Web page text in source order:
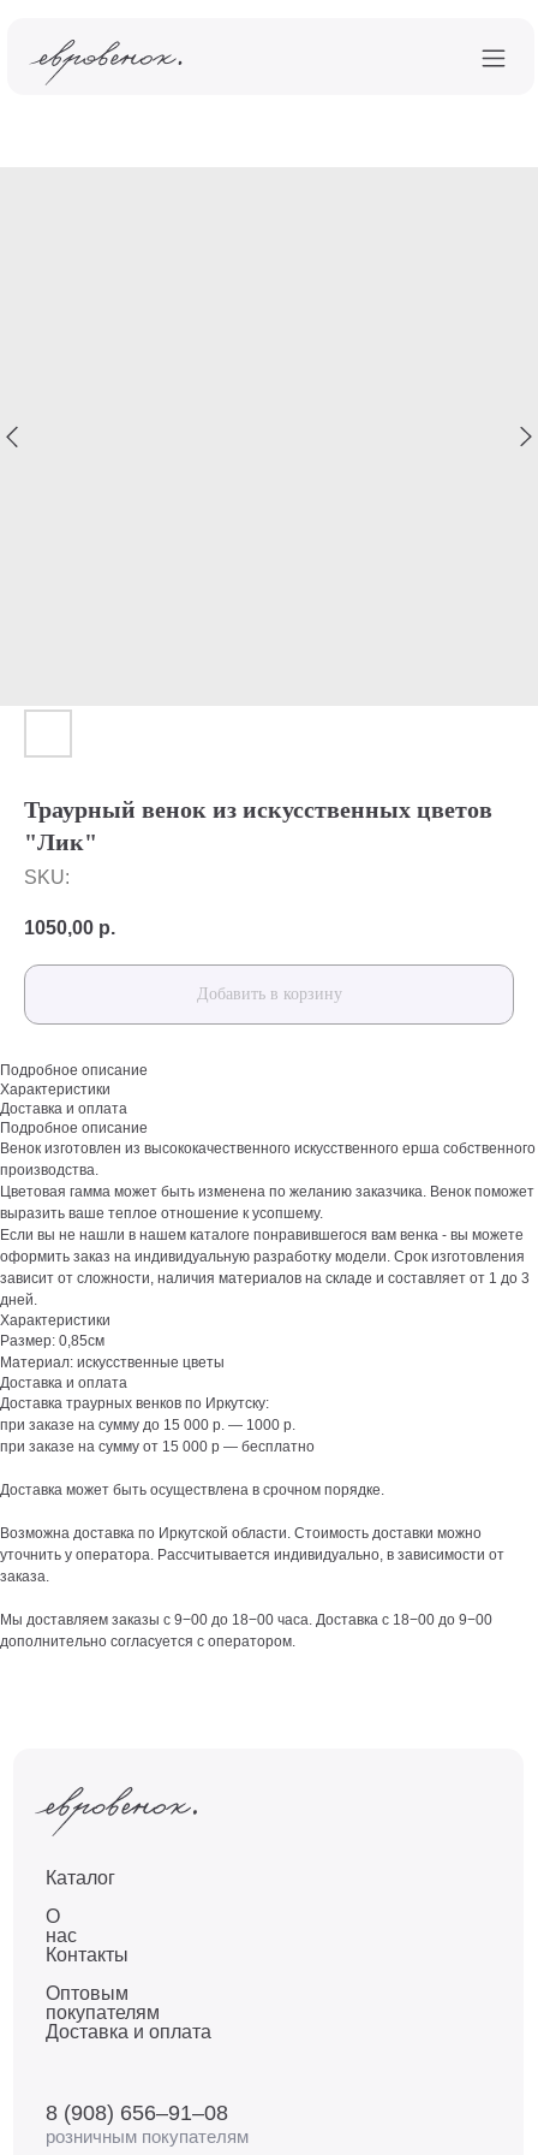
Траурный венок из искусственных цветов
"Лик"
SKU:
1050,00 р.
Добавить в корзину
Подробное описание
Характеристики
Доставка и оплата
Подробное описание
Венок изготовлен из высококачественного искусственного ерша собственного
производства.
Цветовая гамма может быть изменена по желанию заказчика. Венок поможет
выразить ваше теплое отношение к усопшему.
Если вы не нашли в нашем каталоге понравившегося вам венка - вы можете
оформить заказ на индивидуальную разработку модели. Срок изготовления
зависит от сложности, наличия материалов на складе и составляет от 1 до 3
дней.
Характеристики
Размер: 0,85см
Материал: искусственные цветы
Доставка и оплата
Доставка траурных венков по Иркутску:
при заказе на сумму до 15 000 р. — 1000 р.
при заказе на сумму от 15 000 р — бесплатно
Доставка может быть осуществлена в срочном порядке.
Возможна доставка по Иркутской области. Стоимость доставки можно
уточнить у оператора. Рассчитывается индивидуально, в зависимости от
заказа.
Мы доставляем заказы с 9−00 до 18−00 часа. Доставка с 18−00 до 9−00
дополнительно согласуется с оператором.
Каталог
О
нас
Контакты
Оптовым
покупателям
Доставка и оплата
8 (908) 656–91–08
розничным покупателям